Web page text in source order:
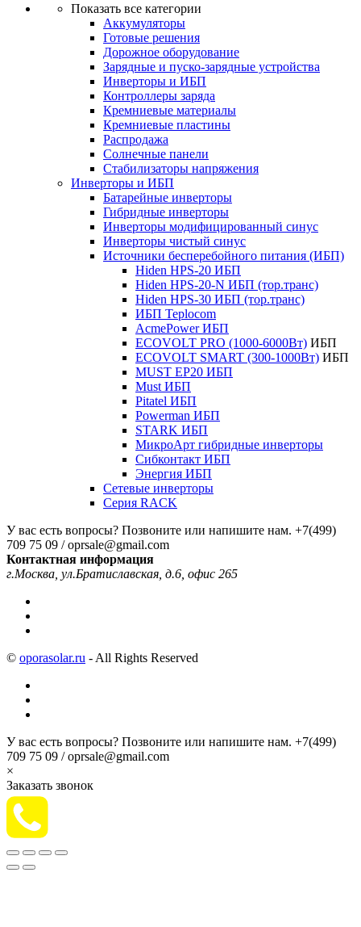
Показать все категории
Аккумуляторы
Готовые решения
Дорожное оборудование
Зарядные и пуско-зарядные устройства
Инверторы и ИБП
Контроллеры заряда
Кремниевые материалы
Кремниевые пластины
Распродажа
Солнечные панели
Стабилизаторы напряжения
Инверторы и ИБП
Батарейные инверторы
Гибридные инверторы
Инверторы модифицированный синус
Инверторы чистый синус
Источники бесперебойного питания (ИБП)
Hiden HPS-20 ИБП
Hiden HPS-20-N ИБП (тор.транс)
Hiden HPS-30 ИБП (тор.транс)
ИБП Teplocom
AcmePower ИБП
ECOVOLT PRO (1000-6000Вт) ИБП
ECOVOLT SMART (300-1000Вт) ИБП
MUST EP20 ИБП
Must ИБП
Pitatel ИБП
Powerman ИБП
STARK ИБП
МикроАрт гибридные инверторы
Сибконтакт ИБП
Энергия ИБП
Сетевые инверторы
Серия RACK
У вас есть вопросы? Позвоните или напишите нам. +7(499)
709 75 09 / oprsale@gmail.com
Контактная информация
г.Москва, ул.Братиславская, д.6, офис 265
© oporasolar.ru - All Rights Reserved
У вас есть вопросы? Позвоните или напишите нам. +7(499)
709 75 09 / oprsale@gmail.com
×
Заказать звонок